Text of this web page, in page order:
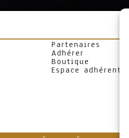
Partenaires
Adhérer
Boutique
Espace adhérent